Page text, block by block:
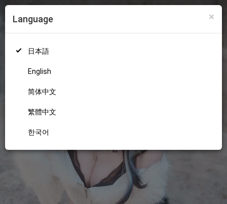
×
Language
日本語
English
简体中文
繁體中文
한국어
18+